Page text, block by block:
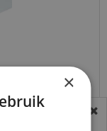
RAL 9010
×